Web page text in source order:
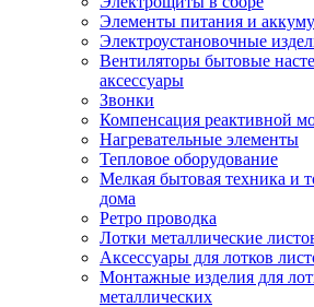
Элементы питания и
Электроустановочные
Вентиляторы бытовые
аксессуары
Звонки
Компенсация реактивной
Нагревательные элементы
Тепловое оборудование
Мелкая бытовая техника и
дома
Ретро проводка
Лотки металлические
Аксессуары для лотков
Монтажные изделия для
металлических